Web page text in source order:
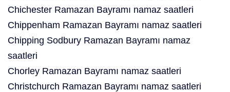
Chichester Ramazan Bayramı namaz saatleri
Chippenham Ramazan Bayramı namaz saatleri
Chipping Sodbury Ramazan Bayramı namaz
saatleri
Chorley Ramazan Bayramı namaz saatleri
Christchurch Ramazan Bayramı namaz saatleri